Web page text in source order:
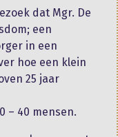
dat Mgr. De
een
in een
hoe een klein
25 jaar
– 40 mensen.